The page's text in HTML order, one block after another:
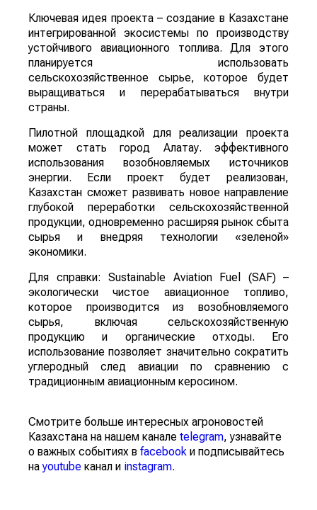
Ключевая идея проекта – создание в Казахстане
интегрированной экосистемы по производству
устойчивого авиационного топлива. Для этого
планируется использовать
сельскохозяйственное сырье, которое будет
выращиваться и перерабатываться внутри
страны.
Пилотной площадкой для реализации проекта
может стать город Алатау. эффективного
использования возобновляемых источников
энергии. Если проект будет реализован,
Казахстан сможет развивать новое направление
глубокой переработки сельскохозяйственной
продукции, одновременно расширяя рынок сбыта
сырья и внедряя технологии «зеленой»
экономики.
Для справки: Sustainable Aviation Fuel (SAF) –
экологически чистое авиационное топливо,
которое производится из возобновляемого
сырья, включая сельскохозяйственную
продукцию и органические отходы. Его
использование позволяет значительно сократить
углеродный след авиации по сравнению с
традиционным авиационным керосином.
Смотрите больше интересных агроновостей
Казахстана на нашем канале telegram, узнавайте
о важных событиях в facebook и подписывайтесь
наyoutube канал и instagram.